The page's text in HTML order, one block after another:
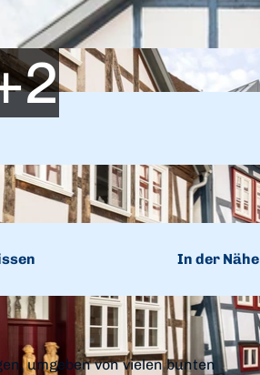
In der Nähe
umgeben von vielen bunten